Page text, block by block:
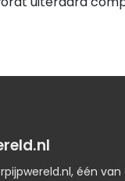
één